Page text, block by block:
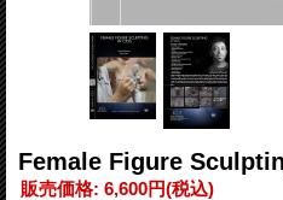
Female Figure
販売価格: 6,600円(税込)